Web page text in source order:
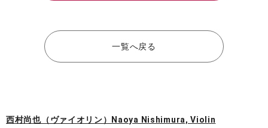
一覧へ戻る
西村尚也（ヴァイオリン）Naoya Nishimura, Violin